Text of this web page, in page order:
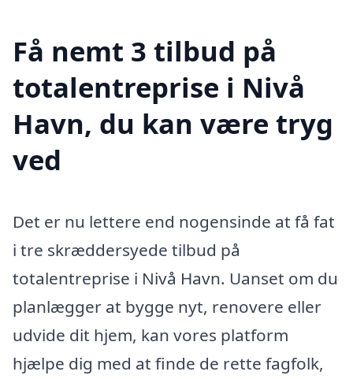
Få nemt 3 tilbud på
totalentreprise i Nivå
Havn, du kan være tryg
ved
Det er nu lettere end nogensinde at få fat
i tre skræddersyede tilbud på
totalentreprise i Nivå Havn. Uanset om du
planlægger at bygge nyt, renovere eller
udvide dit hjem, kan vores platform
hjælpe dig med at finde de rette fagfolk,